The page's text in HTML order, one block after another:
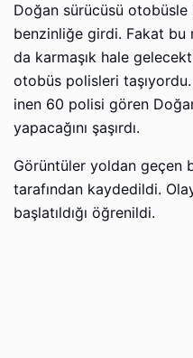
Doğan sürücüsü
benzinliğe girdi. Fakat bu
da karmaşık hale
otobüs polisleri
inen 60 polisi gören
yapacağını şaşırdı.
Görüntüler yoldan geçen
tarafından kaydedildi.
başlatıldığı öğrenildi.